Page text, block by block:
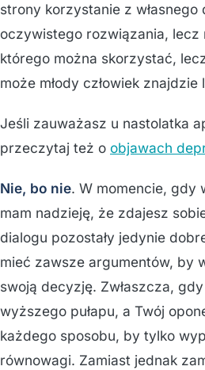
strony korzystanie z
oczywistego rozwiązania, lecz
którego można skorzystać,
może młody człowiek znajdzie
Jeśli zauważasz u nastolatka
przeczytaj też o objawach
Nie, bo nie. W momencie, gdy
mam nadzieję, że zdajesz
dialogu pozostały jedynie
mieć zawsze argumentów, by
swoją decyzję. Zwłaszcza,
wyższego pułapu, a Twój
każdego sposobu, by tylko
równowagi. Zamiast jednak